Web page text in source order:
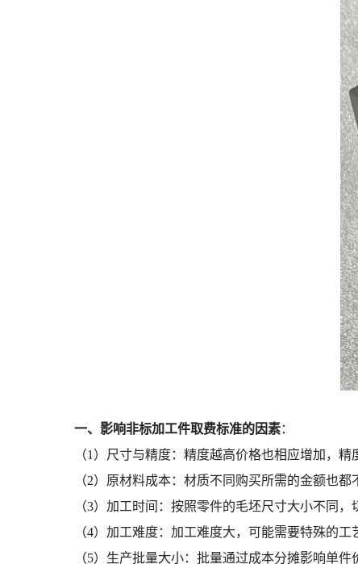
一、影响非标加工件取费标准的因素：
（1）尺寸与精度：精度越高价格也相应增加，
（2）原材料成本：材质不同购买所需的金额也都
（3）加工时间：按照零件的毛坯尺寸大小不同
（4）加工难度：加工难度大，可能需要特殊的工
（5）生产批量大小：批量通过成本分摊影响单